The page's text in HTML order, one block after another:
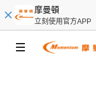
摩曼頓
立刻使用官方APP